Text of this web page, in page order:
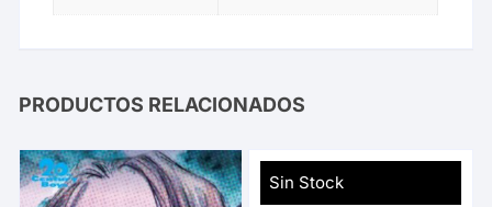
PRODUCTOS RELACIONADOS
Sin Stock